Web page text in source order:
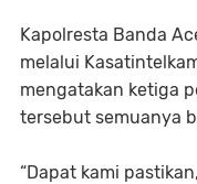
Kapolresta Banda
melalui
mengatakan ketiga
tersebut semuanya
“Dapat kami